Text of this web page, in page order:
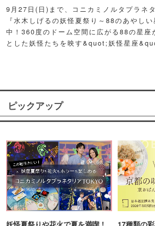
9月27日(日)まで、コニカミノルタプラネ
『水木しげるの妖怪夏祭り～88のあやし
中！360度のドーム空間に広がる88の星座
とした妖怪たちを映す&quot;妖怪星座
ピックアップ
妖怪夏祭りや花火で夏を満喫！ 17種類の